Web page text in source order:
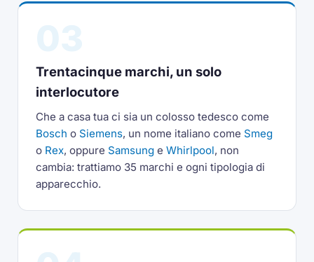
Trentacinque marchi, un solo
interlocutore
Che a casa tua ci sia un colosso tedesco come
Bosch o Siemens, un nome italiano come Smeg
o Rex, oppure Samsung eWhirlpool, non
cambia: trattiamo 35 marchi e ogni tipologia di
apparecchio.